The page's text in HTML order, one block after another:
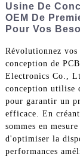
Usine De
OEM De
Pour Vos
Révolutionnez
conception de
Electronics Co.,
conception utilise
pour garantir un
efficace. En
sommes en
d'optimiser la
performances